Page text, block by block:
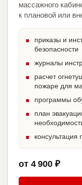
массажного
к плановой или
приказы и
безопасности
журналы
расчет
пожаре для
программы
план
консультация
от 4 900 ₽